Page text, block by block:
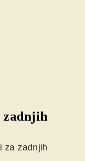
zadnjih
za zadnjih